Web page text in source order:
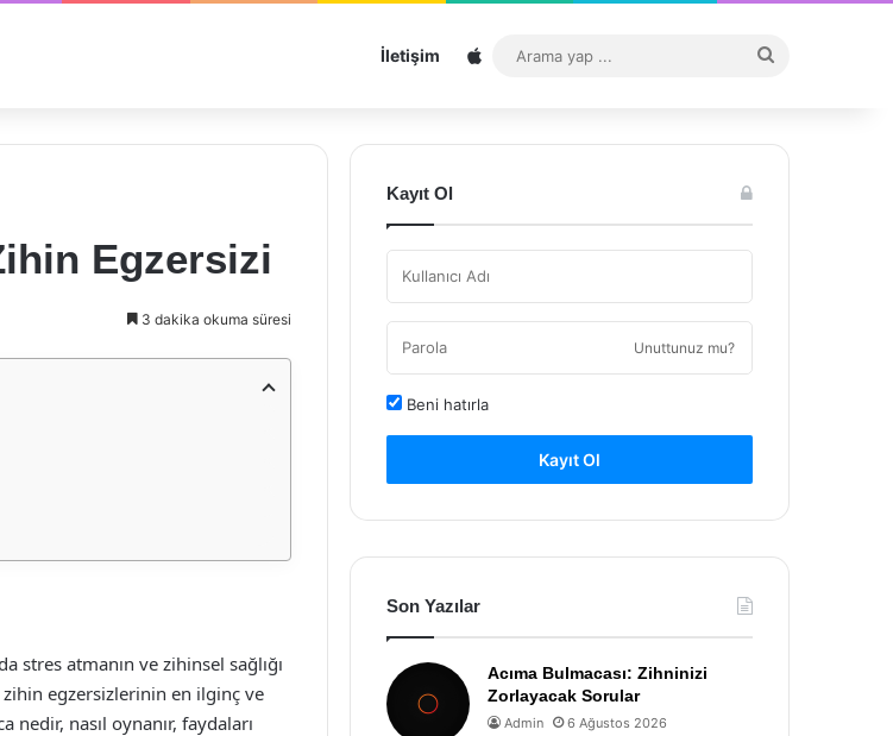
İletişim Sitemap
...
Egzersizi
3 dakika okuma süresi
stres atmanın ve zihinsel sağlığı
zihin egzersizlerinin en ilginç ve
nedir, nasıl oynanır, faydaları
Kayıt Ol
Unuttunuz mu?
Beni hatırla
Kayıt Ol
Son Yazılar
Acıma Bulmacası: Zihninizi
Zorlayacak Sorular
Admin 6 Ağustos 2026